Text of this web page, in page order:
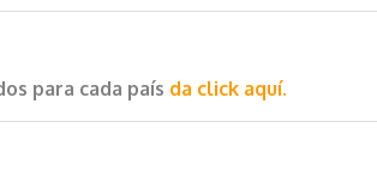
para cada país da click aquí.